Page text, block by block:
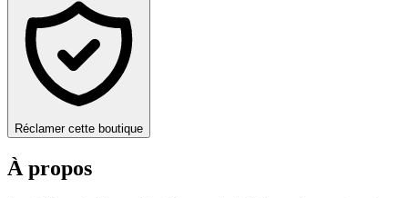
Réclamer cette boutique
À propos